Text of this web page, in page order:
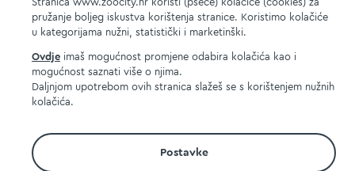
pružanje boljeg iskustva korištenja stranice. Koristimo kolačiće
u kategorijama nužni, statistički i marketinški.
Ovdje imaš mogućnost promjene odabira kolačića kao i
mogućnost saznati više o njima.
Daljnjom upotrebom ovih stranica slažeš se s korištenjem nužnih
kolačića.
Postavke
© 2026 ZOOCITY. Sva prava zadržana.